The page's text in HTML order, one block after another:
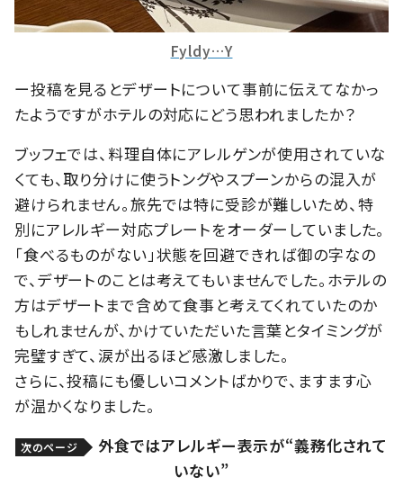
Fyldy…Y
ー投稿を見るとデザートについて事前に伝えてなかっ
たようですがホテルの対応にどう思われましたか？
ブッフェでは、料理自体にアレルゲンが使用されていな
くても、取り分けに使うトングやスプーンからの混入が
避けられません。旅先では特に受診が難しいため、特
別にアレルギー対応プレートをオーダーしていました。
「食べるものがない」状態を回避できれば御の字なの
で、デザートのことは考えてもいませんでした。ホテルの
方はデザートまで含めて食事と考えてくれていたのか
もしれませんが、かけていただいた言葉とタイミングが
完璧すぎて、涙が出るほど感激しました。
さらに、投稿にも優しいコメントばかりで、ますます心
が温かくなりました。
次のページ
外食ではアレルギー表示が“義務化されて
いない”